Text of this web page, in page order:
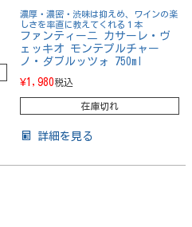
濃厚・濃密・渋味は抑えめ、ワインの楽
しさを率直に教えてくれる１本
ファンティーニ カサーレ・ヴ
ェッキオ モンテプルチャー
ノ・ダブルッツォ 750ml
¥1,980税込
在庫切れ
詳細を見る